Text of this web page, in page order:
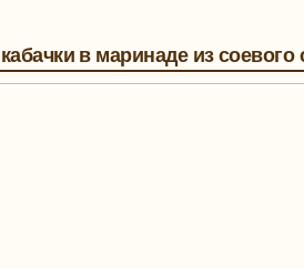
в маринаде из соевого